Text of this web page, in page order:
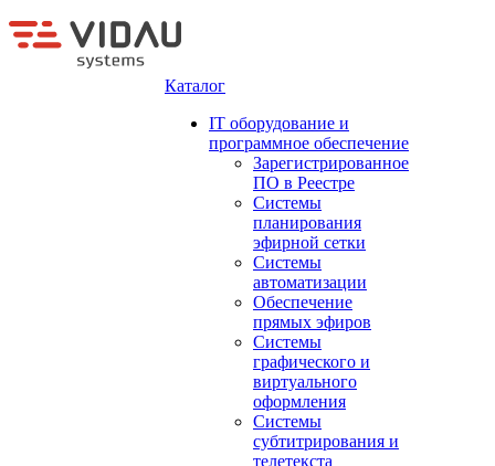
Каталог
IT оборудование и
программное обеспечение
Зарегистрированное
ПО в Реестре
Системы
планирования
эфирной сетки
Системы
автоматизации
Обеспечение
прямых эфиров
Системы
графического и
виртуального
оформления
Системы
субтитрирования и
телетекста